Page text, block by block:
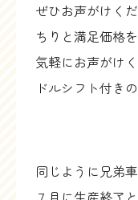
ぜひお声がけく
ちりと満足価格
気軽にお声がけ
ドルシフト付き
同じように兄弟